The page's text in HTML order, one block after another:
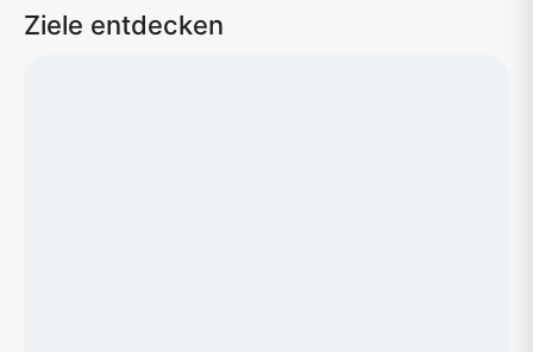
Ziele entdecken